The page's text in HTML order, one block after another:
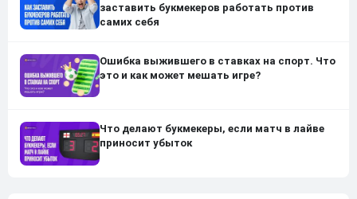
заставить букмекеров работать против
самих себя
Ошибка выжившего в ставках на спорт. Что
это и как может мешать игре?
Что делают букмекеры, если матч в лайве
приносит убыток